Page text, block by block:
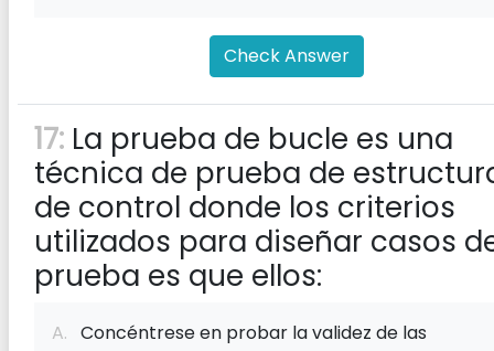
Check Answer
17: La prueba de bucle es una
técnica de prueba de
de control donde los criterios
utilizados para diseñar casos
prueba es que ellos:
A. Concéntrese en probar la validez de las